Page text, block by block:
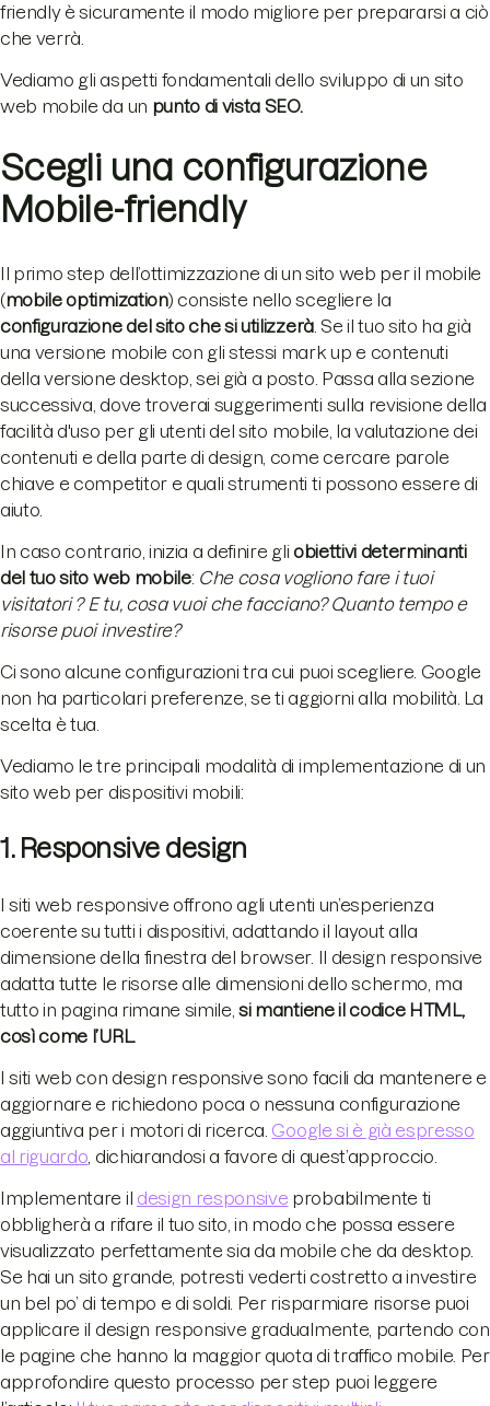
friendly è sicuramente il modo migliore per prepararsi a ciò
che verrà.
Vediamo gli aspetti fondamentali dello sviluppo di un sito
web mobile da un punto di vista SEO.
Scegli una configurazione
Mobile-friendly
Il primo step dell’ottimizzazione di un sito web per il mobile
(mobile optimization) consiste nello scegliere la
configurazione del sito che si utilizzerà. Se il tuo sito ha già
una versione mobile con gli stessi mark up e contenuti
della versione desktop, sei già a posto. Passa alla sezione
successiva, dove troverai suggerimenti sulla revisione della
facilità d'uso per gli utenti del sito mobile, la valutazione dei
contenuti e della parte di design, come cercare parole
chiave e competitor e quali strumenti ti possono essere di
aiuto.
In caso contrario, inizia a definire gli obiettivi determinanti
del tuo sito web mobile: Che cosa vogliono fare i tuoi
visitatori ? E tu, cosa vuoi che facciano? Quanto tempo e
risorse puoi investire?
Ci sono alcune configurazioni tra cui puoi scegliere. Google
non ha particolari preferenze, se ti aggiorni alla mobilità. La
scelta è tua.
Vediamo le tre principali modalità di implementazione di un
sito web per dispositivi mobili:
1. Responsive design
I siti web responsive offrono agli utenti un’esperienza
coerente su tutti i dispositivi, adattando il layout alla
dimensione della finestra del browser. Il design responsive
adatta tutte le risorse alle dimensioni dello schermo, ma
tutto in pagina rimane simile, si mantiene il codice HTML,
così come l’URL.
I siti web con design responsive sono facili da mantenere e
aggiornare e richiedono poca o nessuna configurazione
aggiuntiva per i motori di ricerca. Google si è già espresso
al riguardo , dichiarandosi a favore di quest’approccio.
Implementare il design responsive probabilmente ti
obbligherà a rifare il tuo sito, in modo che possa essere
visualizzato perfettamente sia da mobile che da desktop.
Se hai un sito grande, potresti vederti costretto a investire
un bel po’ di tempo e di soldi. Per risparmiare risorse puoi
applicare il design responsive gradualmente, partendo con
le pagine che hanno la maggior quota di traffico mobile. Per
approfondire questo processo per step puoi leggere